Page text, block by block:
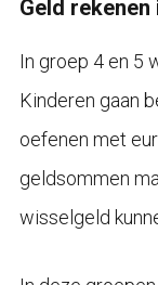
Geld rekenen
In groep 4 en 5
Kinderen gaan
oefenen met
geldsommen
wisselgeld